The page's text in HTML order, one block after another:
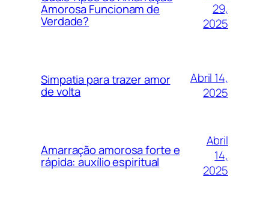
Amorosa Funcionam de
Verdade?
29,
2025
Simpatia para trazer amor
de volta
Abril 14,
2025
Amarração amorosa forte e
rápida: auxílio espiritual
Abril
14,
2025